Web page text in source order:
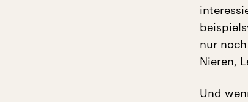
nur
Nieren,
Und